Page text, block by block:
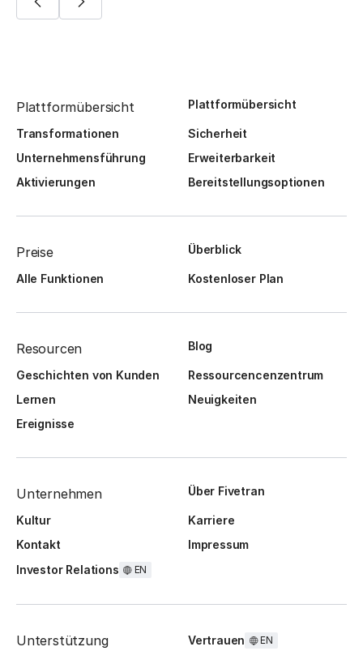
Plattformübersicht Plattformübersicht
Transformationen
Sicherheit
Unternehmensführung
Erweiterbarkeit
Aktivierungen
Bereitstellungsoptionen
Preise Überblick
Alle Funktionen Kostenloser Plan
Resourcen Blog
Geschichten von Kunden
Ressourcencenzentrum
Lernen
Neuigkeiten
Ereignisse
Unternehmen Über Fivetran
Kultur
Karriere
Kontakt
Impressum
Investor Relations
EN
Unterstützung Vertrauen EN